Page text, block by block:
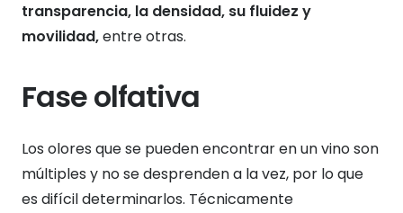
transparencia, la densidad, su fluidez y
movilidad,entre otras.
Fase olfativa
Los olores que se pueden encontrar en un vino son
múltiples y no se desprenden a la vez, por lo que
es difícil determinarlos. Técnicamente